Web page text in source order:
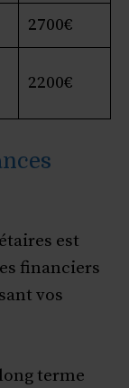
2700€
2200€
est
financiers
vos
terme